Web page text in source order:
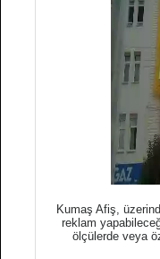
Kumaş Afiş,
reklam
ölçülerde veya